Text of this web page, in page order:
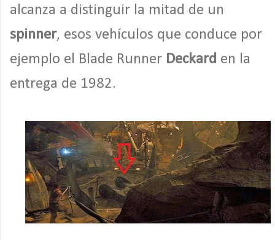
alcanza a distinguir la mitad de un
spinner, esos vehículos que conduce por
ejemplo el Blade Runner Deckard en la
entrega de 1982.